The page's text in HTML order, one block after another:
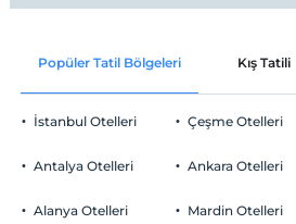
Popüler Tatil Bölgeleri Kış Tatili
İstanbul Otelleri
Antalya Otelleri
Alanya Otelleri
Çeşme Otelleri
Ankara Otelleri
Mardin Otelleri